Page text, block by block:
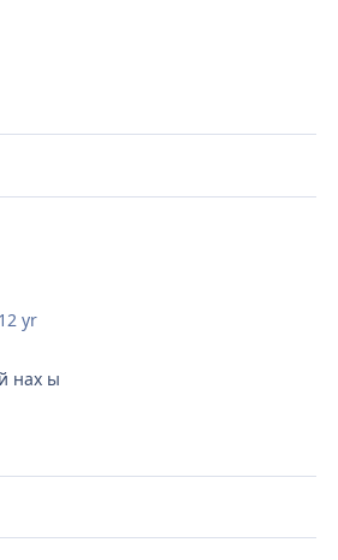
12 yr
нах ы